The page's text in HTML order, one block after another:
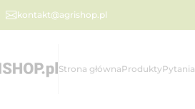
kontakt@agrishop.pl
Strona głównaProduktyPytania